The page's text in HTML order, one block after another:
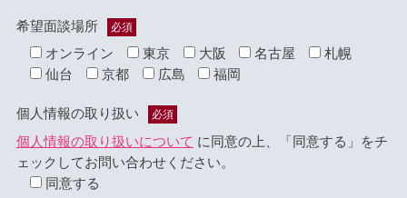
希望面談場所 必須
オンライン 東京 大阪 名古屋
札幌
仙台
京都 広島 福岡
個人情報の取り扱い 必須
個人情報の取り扱いについて に同意の上、「同意する」をチ
ェックしてお問い合わせください。
同意する